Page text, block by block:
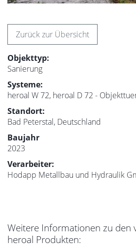
Zurück zur Übersicht
Objekttyp:
Sanierung
Systeme:
heroal W 72, heroal D 72 -
Standort:
Bad Peterstal, Deutschland
Baujahr
2023
Verarbeiter:
Hodapp Metallbau und Hydraulik
Weitere Informationen zu den
heroal Produkten: